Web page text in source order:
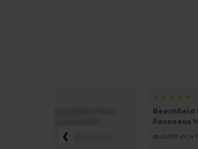
, belle qualité, belle couleur
★ ★ ★ ★ ★
Beechfield
Panneaux
qualité prix